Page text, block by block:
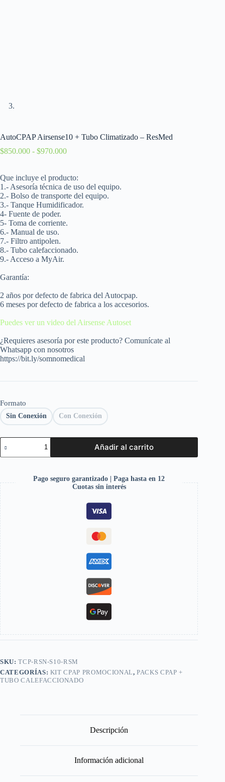
AutoCPAP Airsense10 + Tubo Climatizado – ResMed
$850.000 - $970.000
Que incluye el producto:
1.- Asesoría técnica de uso del equipo.
2.- Bolso de transporte del equipo.
3.- Tanque Humidificador.
4- Fuente de poder.
5- Toma de corriente.
6.- Manual de uso.
7.- Filtro antipolen.
8.- Tubo calefaccionado.
9.- Acceso a MyAir.
Garantía:
2 años por defecto de fabrica del Autocpap.
6 meses por defecto de fabrica a los accesorios.
Puedes ver un video del Airsense Autoset
¿Requieres asesoría por este producto? Comunícate al
Whatsapp con nosotros
https://bit.ly/somnomedical
Formato
Sin Conexión Con Conexión
Añadir al carrito
Pago seguro garantizado | Paga hasta en 12
Cuotas sin interés
SKU:TCP-RSN-S10-RSM
CATEGORÍAS: KIT CPAP PROMOCIONAL,PACKS CPAP +
TUBO CALEFACCIONADO
Descripción
Información adicional